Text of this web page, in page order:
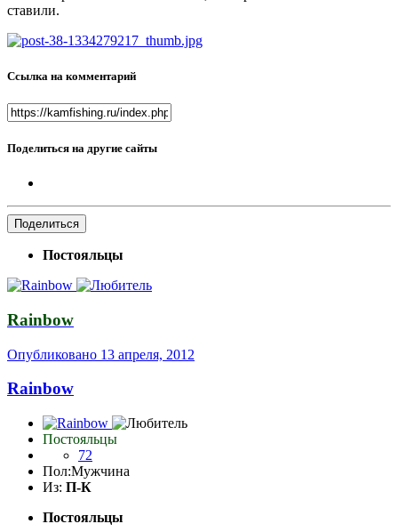
ставили.
Ссылка на комментарий
Поделиться на другие сайты
Поделиться
Постояльцы
Rainbow
Опубликовано 13 апреля, 2012
Rainbow
Постояльцы
72
Пол:Мужчина
Из: П-К
Постояльцы